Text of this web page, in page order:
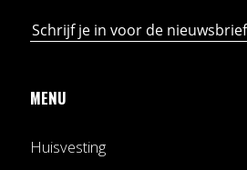
MENU
Huisvesting